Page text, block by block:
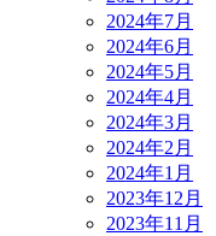
2024年7月
2024年6月
2024年5月
2024年4月
2024年3月
2024年2月
2024年1月
2023年12月
2023年11月